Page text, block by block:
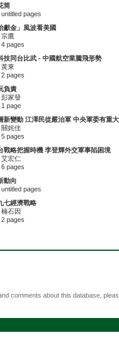
筒
untitled pages
獻金」風波看美國
宗鷹
4 pages
技同台比武 - 中國航空業騰飛形勢
黃東
2 pages
負責
彭家發
1 page
新變動 江澤民從嚴治軍 中央軍委有重
關姹佳
5 pages
戰略把握時機 李登輝外交軍事陷困境
艾宏仁
6 pages
動向
untitled pages
七經濟戰略
楠石因
2 pages
comments about this database,